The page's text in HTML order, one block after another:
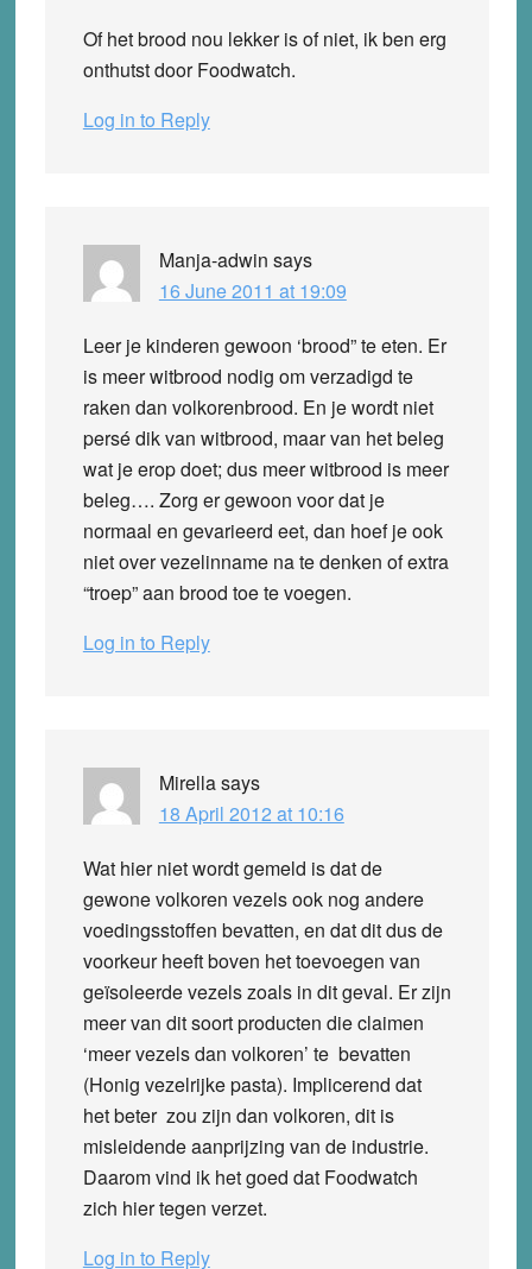
Of het brood nou lekker is of niet, ik ben erg
onthutst door Foodwatch.
Log in to Reply
Manja-adwin says
16 June 2011 at 19:09
Leer je kinderen gewoon ‘brood” te eten. Er
is meer witbrood nodig om verzadigd te
raken dan volkorenbrood. En je wordt niet
persé dik van witbrood, maar van het beleg
wat je erop doet; dus meer witbrood is meer
beleg…. Zorg er gewoon voor dat je
normaal en gevarieerd eet, dan hoef je ook
niet over vezelinname na te denken of extra
“troep” aan brood toe te voegen.
Log in to Reply
Mirellasays
18 April 2012 at 10:16
Wat hier niet wordt gemeld is dat de
gewone volkoren vezels ook nog andere
voedingsstoffen bevatten, en dat dit dus de
voorkeur heeft boven het toevoegen van
geïsoleerde vezels zoals in dit geval. Er zijn
meer van dit soort producten die claimen
‘meer vezels dan volkoren’ te bevatten
(Honig vezelrijke pasta). Implicerend dat
het beter zou zijn dan volkoren, dit is
misleidende aanprijzing van de industrie.
Daarom vind ik het goed dat Foodwatch
zich hier tegen verzet.
Log in to Reply